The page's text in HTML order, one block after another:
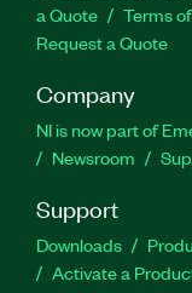
a Quote
Terms
Request a Quote
Company
NI is now part of
Newsroom
Support
Downloads
Activate a